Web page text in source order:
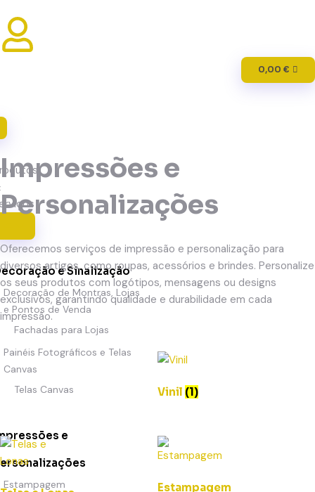
0,00€
e Sinalização
Decoração de Montras, Lojas
e Pontos de Venda
Fachadas para Lojas
Painéis Fotográficos e Telas
Canvas
Telas Canvas
e
Estampagem
Impressões e
Personalizações
Oferecemos serviços de impressão e personalização para
diversos artigos, como roupas, acessórios e brindes. Personalize
os seus produtos com logótipos, mensagens ou designs
exclusivos, garantindo qualidade e durabilidade em cada
impressão.
Vinil (1)
Estampagem